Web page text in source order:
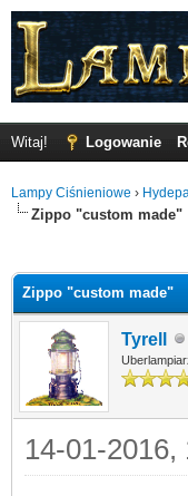
Witaj! Logowanie
Lampy Ciśnieniowe ›
Zippo "custom made"
Zippo "custom made"
Tyrell
14-01-2016,